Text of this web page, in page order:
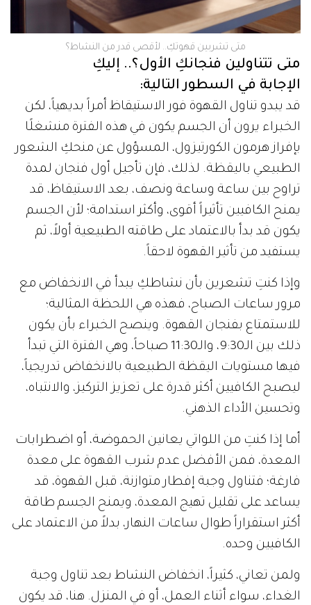
متى تشربين قهوتكِ.. لأقصى قدر من النشاط؟
متى تتناولين فنجانكِ الأول؟.. إليكِ
الإجابة في السطور التالية:
قد يبدو تناول القهوة فور الاستيقاظ أمراً بديهياً، لكن
الخبراء يرون أن الجسم يكون في هذه الفترة منشغلًا
بإفراز هرمون الكورتيزول، المسؤول عن منحكِ الشعور
الطبيعي باليقظة. لذلك، فإن تأجيل أول فنجان لمدة
تراوح بين ساعة وساعة ونصف، بعد الاستيقاظ، قد
يمنح الكافيين تأثيراً أقوى، وأكثر استدامة؛ لأن الجسم
يكون قد بدأ بالاعتماد على طاقته الطبيعية أولاً، ثم
يستفيد من تأثير القهوة لاحقاً.
وإذا كنتِ تشعرين بأن نشاطكِ يبدأ في الانخفاض مع
مرور ساعات الصباح، فهذه هي اللحظة المثالية؛
للاستمتاع بفنجان القهوة. وينصح الخبراء بأن يكون
ذلك بين الـ9:30، والـ11:30 صباحاً، وهي الفترة التي تبدأ
فيها مستويات اليقظة الطبيعية بالانخفاض تدريجياً،
ليصبح الكافيين أكثر قدرة على تعزيز التركيز، والانتباه،
وتحسين الأداء الذهني.
أما إذا كنتِ من اللواتي يعانين الحموضة، أو اضطرابات
المعدة، فمن الأفضل عدم شرب القهوة على معدة
فارغة؛ فتناول وجبة إفطار متوازنة، قبل القهوة، قد
يساعد على تقليل تهيج المعدة، ويمنح الجسم طاقة
أكثر استقراراً طوال ساعات النهار، بدلاً من الاعتماد على
الكافيين وحده.
ولمن تعاني، كثيراً، انخفاض النشاط بعد تناول وجبة
الغداء، سواء أثناء العمل، أو في المنزل. هنا، قد يكون